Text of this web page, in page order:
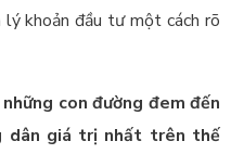
khoản đầu tư một cách rõ
con đường đem đến
dân giá trị nhất trên thế